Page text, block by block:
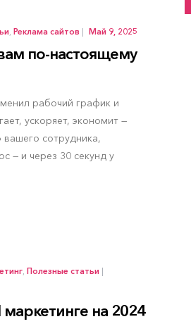
, Реклама сайтов | Май 9, 2025
по-настоящему
рабочий график и
ускоряет, экономит —
сотрудника,
— и через 30 секунд у
, Полезные статьи|
на 2024